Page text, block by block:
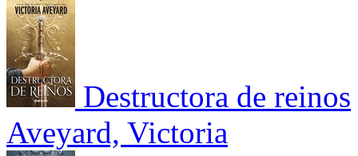
Destructora de reinos
Aveyard, Victoria